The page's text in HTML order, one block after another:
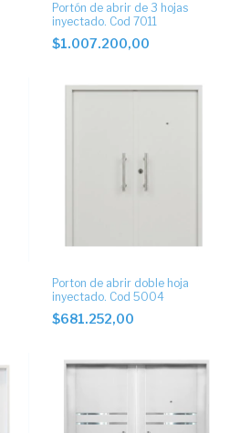
Portón de abrir de 3 hojas
inyectado. Cod 7011
$1.007.200,00
Porton de abrir doble hoja
inyectado. Cod 5004
$681.252,00